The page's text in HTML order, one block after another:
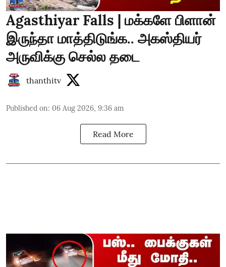
Agasthiyar Falls | மக்களே பிளான்
இருந்தா மாத்திடுங்க.. அகஸ்தியர்
அருவிக்கு செல்ல தடை
thanthitv
Published on: 06 Aug 2026, 9:36 am
Read More